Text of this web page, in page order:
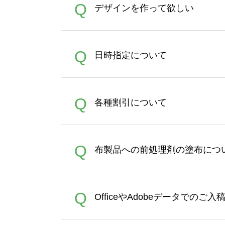
A
バッグコンシェルやタンブラ
Q デザインを作って欲しい
A
ン作成のお手伝いをすること
合は、デザインツールをご利
Q 日時指定について
A
者にご連絡いただき調整をお
Q 各種割引について
A
ポイントとして付与され、次
文時からご利用頂けます。ポ
れば、ランクにカウントがさ
Q 布製品への前処理剤の塗布につ
A
イト以外）のプリントは、濃
品をお届けするため、処理剤
Q OfficeやAdobeデータでのご入